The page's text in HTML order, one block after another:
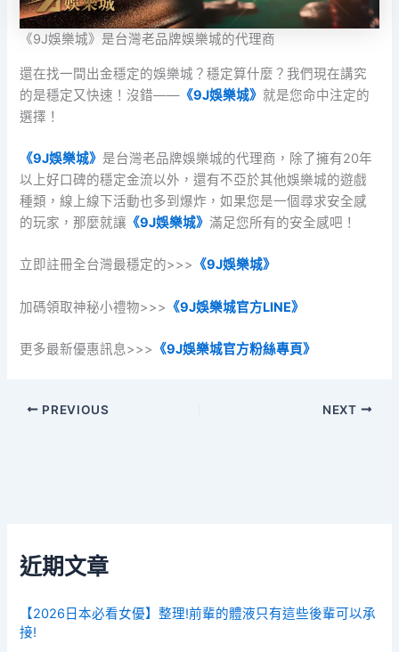
《9J娛樂城》是台灣老品牌娛樂城的代理商
還在找一間出金穩定的娛樂城？穩定算什麼？我們現在講究
的是穩定又快速！沒錯—— 《9J娛樂城》就是您命中注定的
選擇！
《9J娛樂城》 是台灣老品牌娛樂城的代理商，除了擁有20年
以上好口碑的穩定金流以外，還有不亞於其他娛樂城的遊戲
種類，線上線下活動也多到爆炸，如果您是一個尋求安全感
的玩家，那麼就讓 《9J娛樂城》 滿足您所有的安全感吧！
立即註冊全台灣最穩定的>>> 《9J娛樂城》
加碼領取神秘小禮物>>> 《9J娛樂城官方LINE》
更多最新優惠訊息>>> 《9J娛樂城官方粉絲專頁》
PREVIOUS NEXT
近期文章
【2026日本必看女優】整理!前輩的體液只有這些後輩可以承
接!